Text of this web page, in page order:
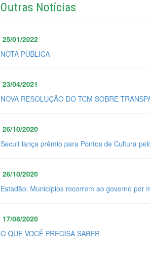
Outras Notícias
25/01/2022
NOTA PÚBLICA
23/04/2021
NOVA RESOLUÇÃO DO TCM SOBRE
26/10/2020
Secult lança prêmio para Pontos de Cultura
26/10/2020
Estadão: Municípios recorrem ao governo por
17/08/2020
O QUE VOCÊ PRECISA SABER